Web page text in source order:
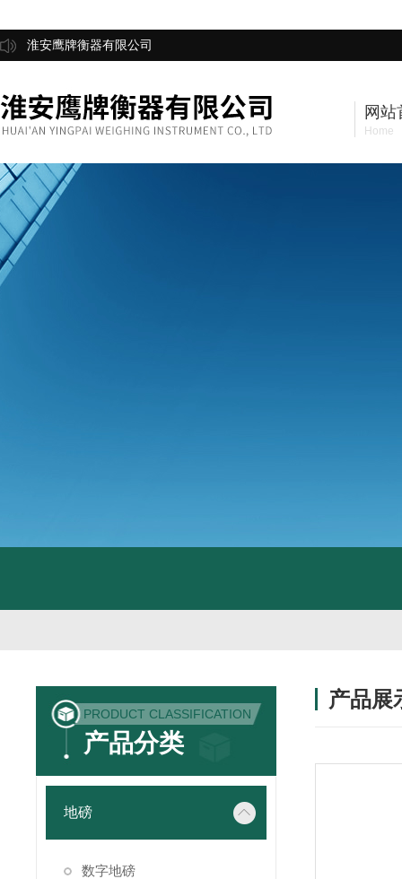
淮安鹰牌衡器有限公司
网站
Home
PRODUCT CLASSIFICATION
产品分类
地磅
数字地磅
产品展